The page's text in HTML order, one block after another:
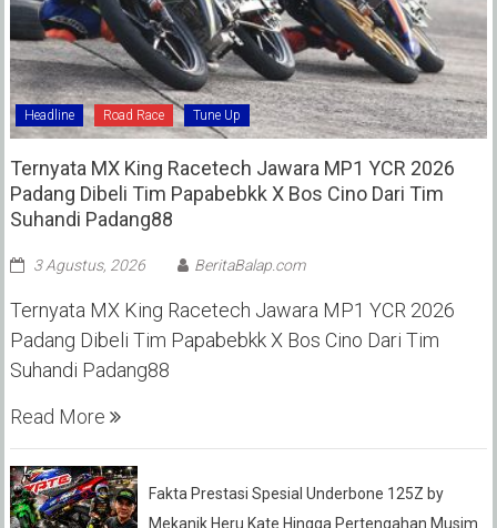
Headline Road Race Tune Up
Ternyata MX King Racetech Jawara MP1 YCR 2026
Padang Dibeli Tim Papabebkk X Bos Cino Dari Tim
Suhandi Padang88
3 Agustus, 2026 BeritaBalap.com
Ternyata MX King Racetech Jawara MP1 YCR 2026
Padang Dibeli Tim Papabebkk X Bos Cino Dari Tim
Suhandi Padang88
Read More
Fakta Prestasi Spesial Underbone 125Z by
Mekanik Heru Kate Hingga Pertengahan Musim